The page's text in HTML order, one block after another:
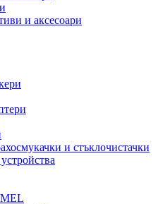
и аксесоари
и стъклочистачки